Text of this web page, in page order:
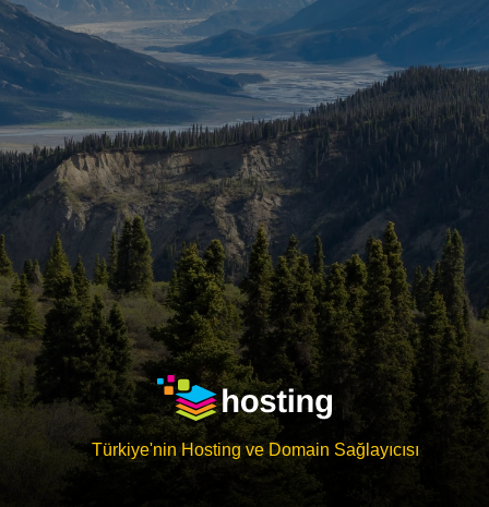
Türkiye'nin Hosting ve Domain Sağlayıcısı